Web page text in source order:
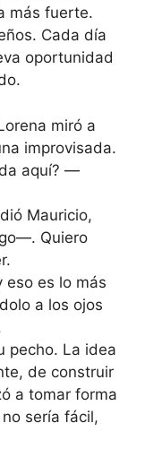
más fuerte.
Cada día
oportunidad
miró a
improvisada.
aquí? —
Mauricio,
Quiero
es lo más
a los ojos
pecho. La idea
de construir
a tomar forma
sería fácil,